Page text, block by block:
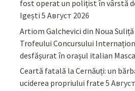
fost operat un polițist în vârstă
Igești 5 Август 2026
Artiom Galchevici din Noua
Trofeului Concursului
desfășurat în orașul italian
Ceartă fatală la Cernăuți: un
uciderea propriului frate 5